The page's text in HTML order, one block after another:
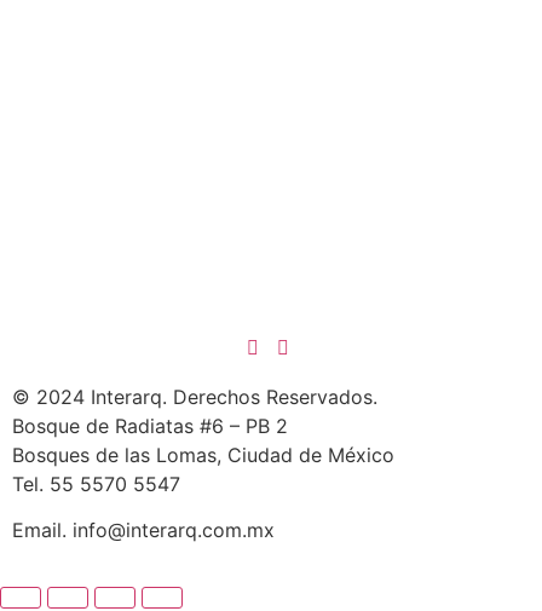
© 2024 Interarq. Derechos Reservados.
Bosque de Radiatas #6 – PB 2
Bosques de las Lomas, Ciudad de México
Tel. 55 5570 5547
Email. info@interarq.com.mx